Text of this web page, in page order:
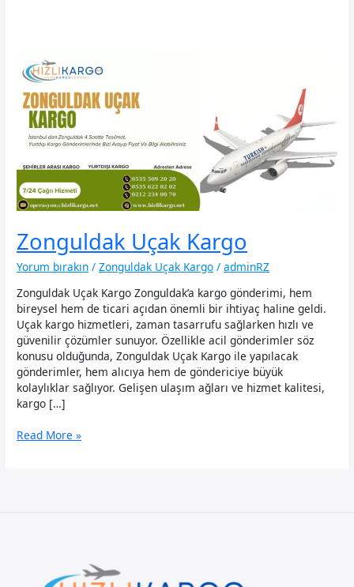
Zonguldak Uçak Kargo
Yorum bırakın /Zonguldak Uçak Kargo /adminRZ
Zonguldak Uçak Kargo Zonguldak’a kargo gönderimi, hem
bireysel hem de ticari açıdan önemli bir ihtiyaç haline geldi.
Uçak kargo hizmetleri, zaman tasarrufu sağlarken hızlı ve
güvenilir çözümler sunuyor. Özellikle acil gönderimler söz
konusu olduğunda, Zonguldak Uçak Kargo ile yapılacak
gönderimler, hem alıcıya hem de göndericiye büyük
kolaylıklar sağlıyor. Gelişen ulaşım ağları ve hizmet kalitesi,
kargo […]
Zonguldak
Read More »